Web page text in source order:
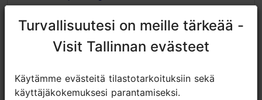
Lisätietoa
Lue lisää
Turvallisuutesi on meille tärkeää -
Visit Tallinnan evästeet
Käytämme evästeitä tilastotarkoituksiin sekä
käyttäjäkokemuksesi parantamiseksi.
Turvallisuutesi on meille tärkeää -
Visit Tallinnan evästeet
Käytämme evästeitä tilastotarkoituksiin sekä
käyttäjäkokemuksesi parantamiseksi.